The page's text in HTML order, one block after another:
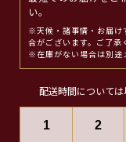
い。
※天候・諸事情・お届け
合がございます。ご了承
※在庫がない場合は別途
配送時間については
1 2